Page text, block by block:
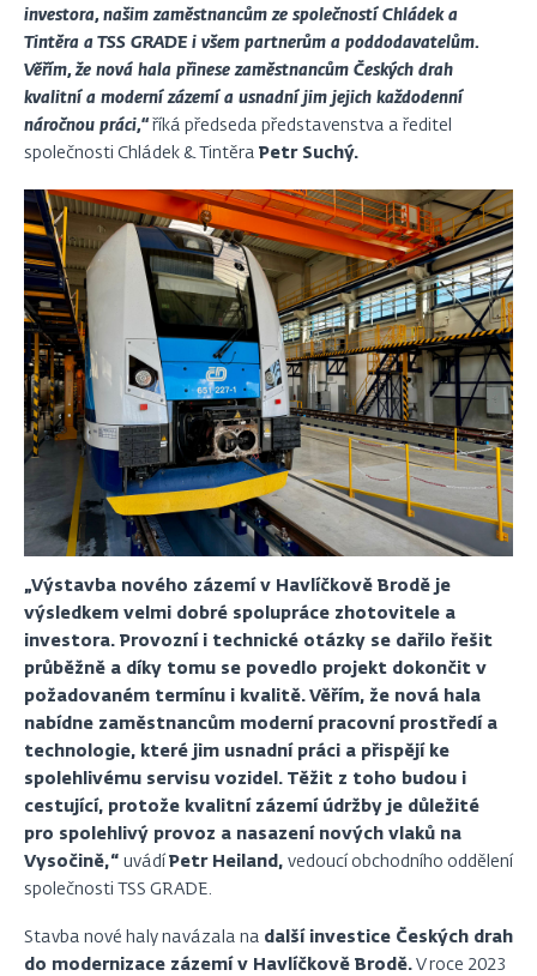
investora, našim zaměstnancům ze společností Chládek a
Tintěra a TSS GRADE i všem partnerům a poddodavatelům.
Věřím, že nová hala přinese zaměstnancům Českých drah
kvalitní a moderní zázemí a usnadní jim jejich každodenní
náročnou práci,“ říká předseda představenstva a ředitel
společnosti Chládek & Tintěra Petr Suchý.
„Výstavba nového zázemí v Havlíčkově Brodě je
výsledkem velmi dobré spolupráce zhotovitele a
investora. Provozní i technické otázky se dařilo řešit
průběžně a díky tomu se povedlo projekt dokončit v
požadovaném termínu i kvalitě. Věřím, že nová hala
nabídne zaměstnancům moderní pracovní prostředí a
technologie, které jim usnadní práci a přispějí ke
spolehlivému servisu vozidel. Těžit z toho budou i
cestující, protože kvalitní zázemí údržby je důležité
pro spolehlivý provoz a nasazení nových vlaků na
Vysočině,“ uvádí Petr Heiland, vedoucí obchodního oddělení
společnosti TSS GRADE.
Stavba nové haly navázala na další investice Českých drah
do modernizace zázemí v Havlíčkově Brodě. V roce 2023